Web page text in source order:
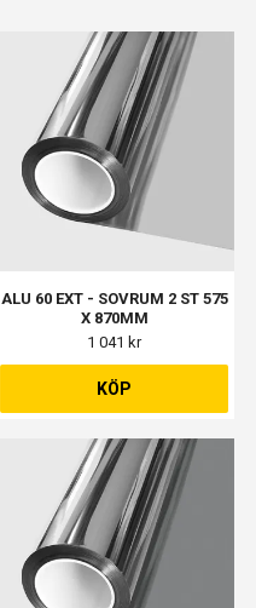
ALU 60 EXT - SOVRUM 2 ST 575
X 870MM
1 041 kr
KÖP